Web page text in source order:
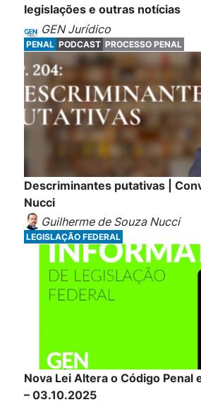
legislações e outras notícias
GEN Jurídico
PENAL PODCAST PROCESSO PENAL
Descriminantes putativas |
Nucci
Guilherme de Souza Nucci
LEGISLAÇÃO FEDERAL
Nova Lei Altera o Código Penal
– 03.10.2025